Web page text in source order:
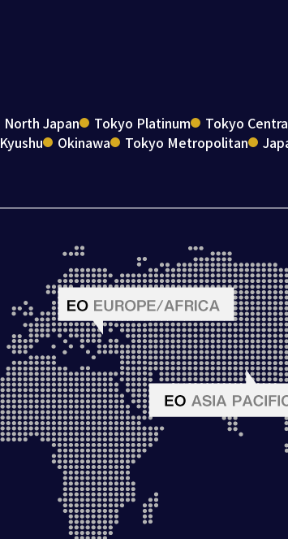
North Japan Tokyo Platinum Tokyo
Kyushu Okinawa Tokyo Metropolitan